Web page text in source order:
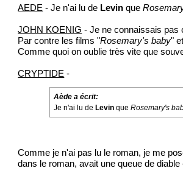
AEDE - Je n'ai lu de Levin que
JOHN KOENIG - Je ne connaissais pas
Par contre les films "Rosemary's baby"
Comme quoi on oublie très vite que
CRYPTIDE -
Aède a écrit:
Je n'ai lu de Levinque Rosemary's
Comme je n'ai pas lu le roman, je me
dans le roman, avait une queue de